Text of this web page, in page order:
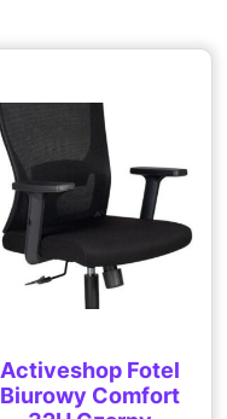
Activeshop Fotel
Biurowy Comfort